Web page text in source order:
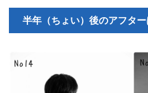
半年（ちょい）後のアフター